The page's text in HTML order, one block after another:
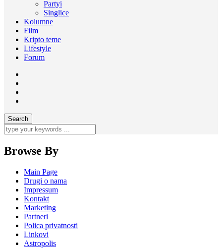
Partyi
Singlice
Kolumne
Film
Kripto teme
Lifestyle
Forum
Browse By
Main Page
Drugi o nama
Impressum
Kontakt
Marketing
Partneri
Polica privatnosti
Linkovi
Astropolis